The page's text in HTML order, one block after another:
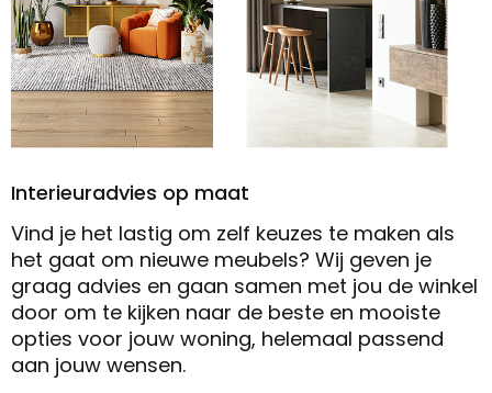
Interieuradvies op maat
Vind je het lastig om zelf keuzes te maken als
het gaat om nieuwe meubels? Wij geven je
graag advies en gaan samen met jou de winkel
door om te kijken naar de beste en mooiste
opties voor jouw woning, helemaal passend
aan jouw wensen.